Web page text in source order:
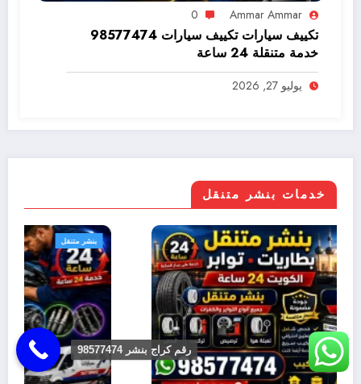
Ammar Ammar
0
تكييف سيارات تكييف سيارات 98577474
خدمة متنقلة 24 ساعة
يوليو 27, 2026
خدمات بنشر متنقل
بنشر متنقل
رقم كراج بنشر 98577474